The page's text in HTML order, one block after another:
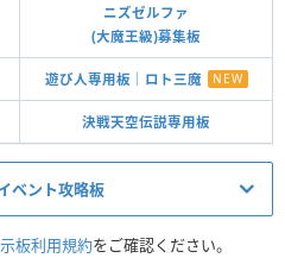
ニズゼルファ
(大魔王級)募集板
遊び人専用板｜ロト三魔 NEW
決戦天空伝説専用板
ベント攻略板
シドー募集板
板利用規約をご確認ください。